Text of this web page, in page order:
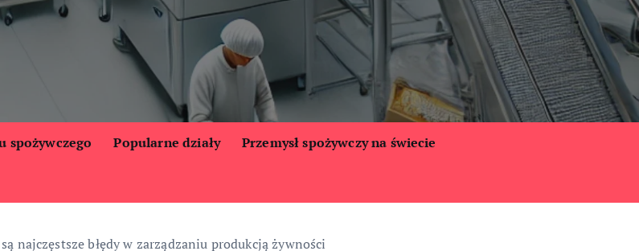
spożywczego Popularne działy Przemysł spożywczy na świecie
są najczęstsze błędy w zarządzaniu produkcją żywności